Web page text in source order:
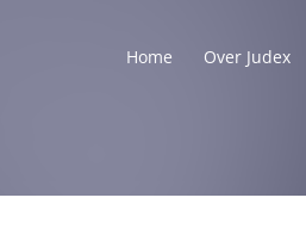
Home Over Judex